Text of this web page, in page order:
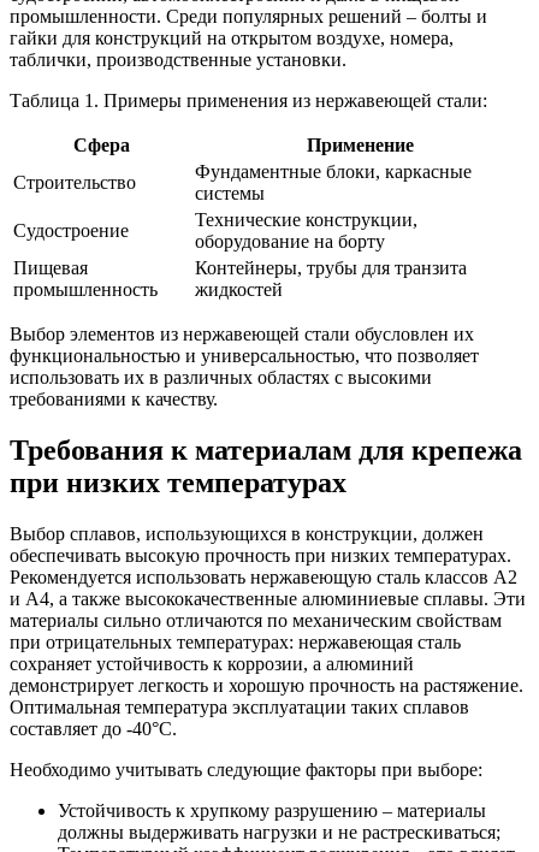
промышленности. Среди популярных решений – болты и
гайки для конструкций на открытом воздухе, номера,
таблички, производственные установки.
Таблица 1. Примеры применения из нержавеющей стали:
Сфера
Применение
Строительство
Фундаментные блоки, каркасные
системы
Судостроение
Технические конструкции,
оборудование на борту
Пищевая
промышленность
Контейнеры, трубы для транзита
жидкостей
Выбор элементов из нержавеющей стали обусловлен их
функциональностью и универсальностью, что позволяет
использовать их в различных областях с высокими
требованиями к качеству.
Требования к материалам для крепежа
при низких температурах
Выбор сплавов, использующихся в конструкции, должен
обеспечивать высокую прочность при низких температурах.
Рекомендуется использовать нержавеющую сталь классов A2
и A4, а также высококачественные алюминиевые сплавы. Эти
материалы сильно отличаются по механическим свойствам
при отрицательных температурах: нержавеющая сталь
сохраняет устойчивость к коррозии, а алюминий
демонстрирует легкость и хорошую прочность на растяжение.
Оптимальная температура эксплуатации таких сплавов
составляет до -40°C.
Необходимо учитывать следующие факторы при выборе:
Устойчивость к хрупкому разрушению – материалы
должны выдерживать нагрузки и не растрескиваться;